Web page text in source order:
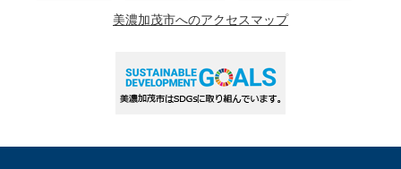
美濃加茂市へのアクセスマップ